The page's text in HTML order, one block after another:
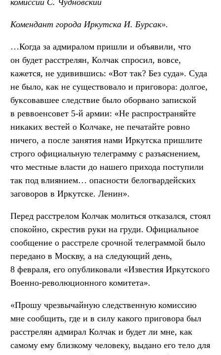
Комендант города Иркутска И. Бурсак».
…Когда за адмиралом пришли и объявили, что
он будет расстрелян, Колчак спросил, вовсе,
кажется, не удивившись: «Вот так? Без суда». Суда
не было, как не существовало и приговора: долгое,
буксовавшее следствие было оборвано запиской
в реввоенсовет 5-й армии: «Не распространяйте
никаких вестей о Колчаке, не печатайте ровно
ничего, а после занятия нами Иркутска пришлите
строго официальную телеграмму с разъяснением,
что местные власти до нашего прихода поступили
так под влиянием… опасности белогвардейских
заговоров в Иркутске. Ленин».
Перед расстрелом Колчак молиться отказался, стоял
спокойно, скрестив руки на груди. Официальное
сообщение о расстреле срочной телеграммой было
передано в Москву, а на следующий день,
8 февраля, его опубликовали «Известия Иркутского
Военно-революционного комитета».
«Прошу чрезвычайную следственную комиссию
мне сообщить, где и в силу какого приговора был
расстрелян адмирал Колчак и будет ли мне, как
самому ему близкому человеку, выдано его тело для